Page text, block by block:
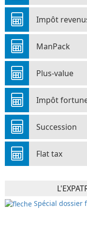
Impôt
ManPack
Plus-value
Impôt
Succession
Flat tax
Spécial dossier